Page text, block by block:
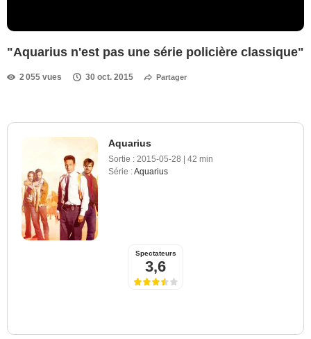
"Aquarius n'est pas une série policière classique"
2 055 vues 30 oct. 2015 Partager
Aquarius
Sortie : 2015-05-28 | 42 min
Série :Aquarius
Spectateurs
3,6